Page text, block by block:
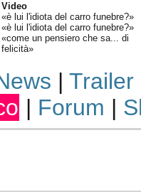
Video
«è lui l'idiota del carro funebre?»
«è lui l'idiota del carro funebre?»
«come un pensiero che sa... di
felicità»
| Trailer
| Forum |